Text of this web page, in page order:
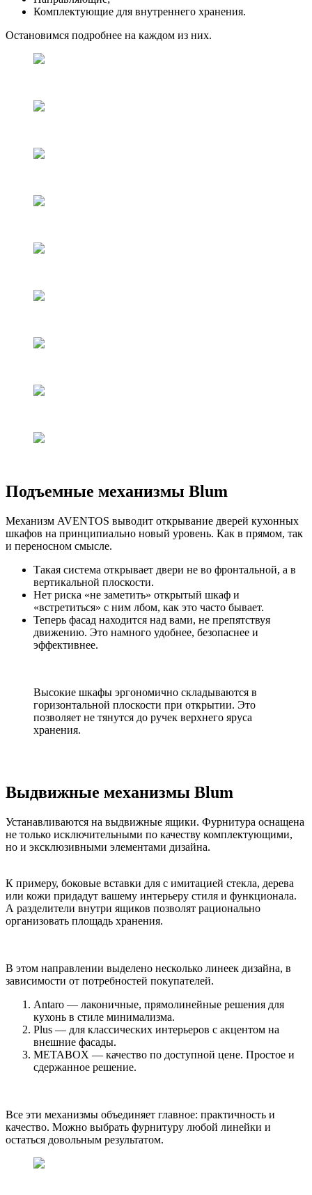
Комплектующие для внутреннего хранения.
Остановимся подробнее на каждом из них.
Подъемные механизмы Blum
Механизм AVENTOS выводит открывание дверей кухонных
шкафов на принципиально новый уровень. Как в прямом, так
и переносном смысле.
Такая система открывает двери не во фронтальной, а в
вертикальной плоскости.
Нет риска «не заметить» открытый шкаф и
«встретиться» с ним лбом, как это часто бывает.
Теперь фасад находится над вами, не препятствуя
движению. Это намного удобнее, безопаснее и
эффективнее.
Высокие шкафы эргономично складываются в
горизонтальной плоскости при открытии. Это
позволяет не тянутся до ручек верхнего яруса
хранения.
Выдвижные механизмы Blum
Устанавливаются на выдвижные ящики. Фурнитура оснащена
не только исключительными по качеству комплектующими,
но и эксклюзивными элементами дизайна.
К примеру, боковые вставки для с имитацией стекла, дерева
или кожи придадут вашему интерьеру стиля и функционала.
А разделители внутри ящиков позволят рационально
организовать площадь хранения.
В этом направлении выделено несколько линеек дизайна, в
зависимости от потребностей покупателей.
Antaro — лаконичные, прямолинейные решения для
кухонь в стиле минимализма.
Plus — для классических интерьеров с акцентом на
внешние фасады.
METABOX — качество по доступной цене. Простое и
сдержанное решение.
Все эти механизмы объединяет главное: практичность и
качество. Можно выбрать фурнитуру любой линейки и
остаться довольным результатом.